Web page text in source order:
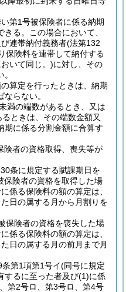
第1号被保険者に係る納期
る。
この場合において、
連帯納付義務者(法第132
保険料を連帯して納付する
おいて同じ。)に対し、その
算定を行ったときは、納期
らない。
満の端数があるとき、又は
ときは、その端数金額又
期に係る分割金額に合算す
険者の資格取得、喪失等が
条に規定する賦課期日を
保険者の資格を取得した場
係る保険料の額の算定は、
日の属する月から月割りを
保険者の資格を喪失した場
係る保険料の額の算定は、
日の属する月の前月まで月
第1項第1号イ(同号に規定
するに至った者及び(1)に係
第2号ロ、第3号ロ、第4号